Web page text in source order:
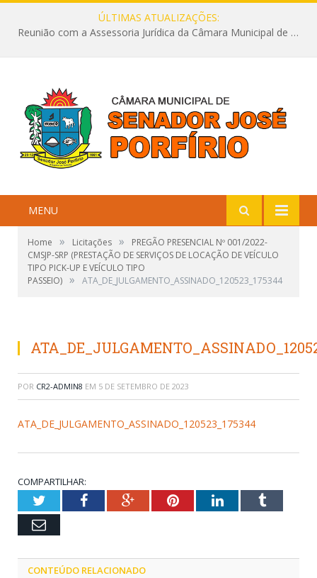
ÚLTIMAS ATUALIZAÇÕES:
Reunião com a Assessoria Jurídica da Câmara Municipal de Senador José Porfírio
MENU
Home » Licitações »
PREGÃO PRESENCIAL Nº 001/2022-
CMSJP-SRP (PRESTAÇÃO DE SERVIÇOS DE LOCAÇÃO DE VEÍCULO
TIPO PICK-UP E VEÍCULO TIPO
PASSEIO) » ATA_DE_JULGAMENTO_ASSINADO_120523_175344
POR CR2-ADMIN8 EM 5 DE SETEMBRO DE 2023
ATA_DE_JULGAMENTO_ASSINADO_120523_175344
COMPARTILHAR:
TwitterFacebookGoogle+PinterestLinkedInTumblr
Email
CONTEÚDO RELACIONADO